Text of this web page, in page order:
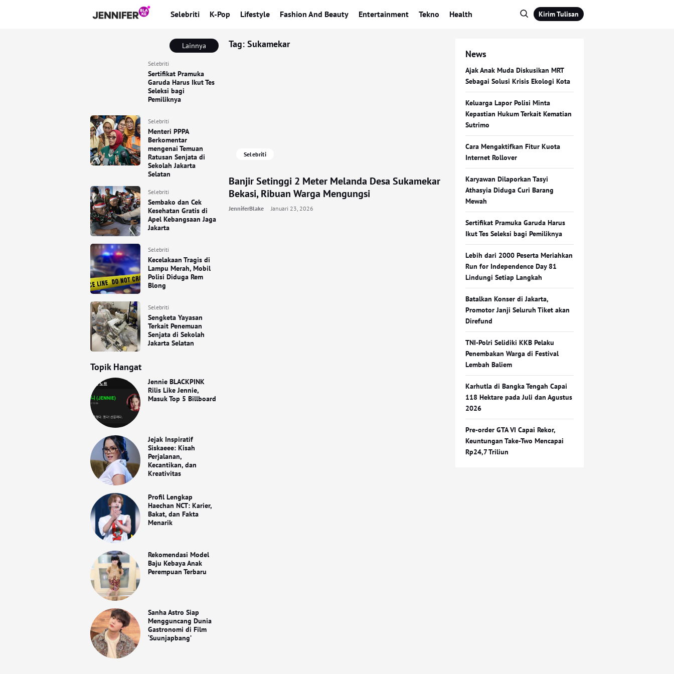
Selebriti K-Pop Lifestyle Fashion And Beauty Entertainment Tekno Health Kirim Tulisan
Lainnya
Selebriti
Sertifikat Pramuka
Garuda Harus Ikut Tes
Seleksi bagi
Pemiliknya
Selebriti
Menteri PPPA
Berkomentar
mengenai Temuan
Ratusan Senjata di
Sekolah Jakarta
Selatan
Selebriti
Sembako dan Cek
Kesehatan Gratis di
Apel Kebangsaan Jaga
Jakarta
Selebriti
Kecelakaan Tragis di
Lampu Merah, Mobil
Polisi Diduga Rem
Blong
Selebriti
Sengketa Yayasan
Terkait Penemuan
Senjata di Sekolah
Jakarta Selatan
Topik Hangat
Jennie BLACKPINK
Rilis Like Jennie,
Masuk Top 5 Billboard
Jejak Inspiratif
Siskaeee: Kisah
Perjalanan,
Kecantikan, dan
Kreativitas
Profil Lengkap
Haechan NCT: Karier,
Bakat, dan Fakta
Menarik
Rekomendasi Model
Baju Kebaya Anak
Perempuan Terbaru
Sanha Astro Siap
Mengguncang Dunia
Gastronomi di Film
‘Suunjapbang’
Tag: Sukamekar
Selebriti
Banjir Setinggi 2 Meter Melanda Desa Sukamekar
Bekasi, Ribuan Warga Mengungsi
JenniferBlake Januari 23, 2026
News
Ajak Anak Muda Diskusikan MRT
Sebagai Solusi Krisis Ekologi Kota
Keluarga Lapor Polisi Minta
Kepastian Hukum Terkait Kematian
Sutrimo
Cara Mengaktifkan Fitur Kuota
Internet Rollover
Karyawan Dilaporkan Tasyi
Athasyia Diduga Curi Barang
Mewah
Sertifikat Pramuka Garuda Harus
Ikut Tes Seleksi bagi Pemiliknya
Lebih dari 2000 Peserta Meriahkan
Run for Independence Day 81
Lindungi Setiap Langkah
Batalkan Konser di Jakarta,
Promotor Janji Seluruh Tiket akan
Direfund
TNI-Polri Selidiki KKB Pelaku
Penembakan Warga di Festival
Lembah Baliem
Karhutla di Bangka Tengah Capai
118 Hektare pada Juli dan Agustus
2026
Pre-order GTA VI Capai Rekor,
Keuntungan Take-Two Mencapai
Rp24,7 Triliun